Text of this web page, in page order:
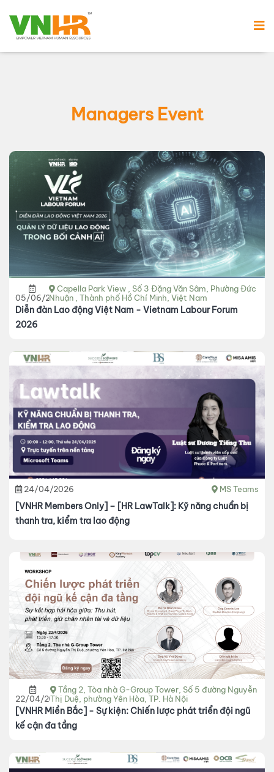
Managers Event
05/06/2026
Capella Park View , Số 3 Đặng Văn Sâm, Phường Đức
Nhuận , Thành phố Hồ Chí Minh, Việt Nam
Diễn đàn Lao động Việt Nam - Vietnam Labour Forum
2026
24/04/2026 MS Teams
[VNHR Members Only] – [HR LawTalk]: Kỹ năng chuẩn bị
thanh tra, kiểm tra lao động​
22/04/2026
Tầng 2, Tòa nhà G-Group Tower, Số 5 đường Nguyễn
Thị Duệ, phường Yên Hòa, TP. Hà Nội
[VNHR Miền Bắc] - Sự kiện: Chiến lược phát triển đội ngũ
kế cận đa tầng